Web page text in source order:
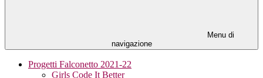
Menu di
navigazione
Progetti Falconetto 2021-22
Girls Code It Better